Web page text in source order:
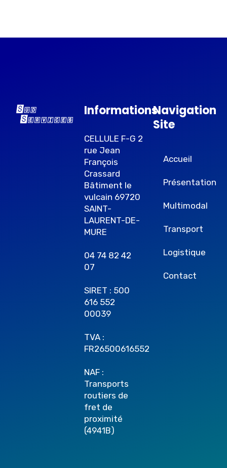
Informations
CELLULE F-G 2
rue Jean
François
Crassard
Bâtiment le
vulcain 69720
SAINT-
LAURENT-DE-
MURE
04 74 82 42
07
SIRET : 500
616 552
00039
TVA :
FR26500616552
NAF :
Transports
routiers de
fret de
proximité
(4941B)
Navigation
Site
Accueil
Présentation
Multimodal
Transport
Logistique
Contact